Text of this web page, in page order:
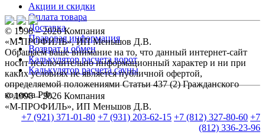
Акции и скидки
Оплата товара
Доставка
Правовая информация
Возврат и обмен
Калькулятор расчета ворот
Калькулятор расчета сауны
© 1998 – 2026 Компания
«М-ПРОФИЛЬ», ИП Меньшов Д.В.
+7 (921) 371-01-80 +7 (931) 203-62-15 +7 (812) 327-80-60 +7
(812) 336-23-96
© 1998 – 2026 Компания
«М-ПРОФИЛЬ», ИП Меньшов Д.В.
Обращаем ваше внимание на то, что данный интернет-сайт
носит исключительно информационный характер и ни при
каких условиях не является публичной офертой,
определяемой положениями Статьи 437 (2) Гражданского
кодекса РФ.